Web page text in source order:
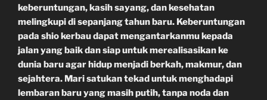
keberuntungan, kasih sayang, dan kesehatan
melingkupi di sepanjang tahun baru. Keberuntungan
pada shio kerbau dapat mengantarkanmu kepada
jalan yang baik dan siap untuk merealisasikan ke
dunia baru agar hidup menjadi berkah, makmur, dan
sejahtera. Mari satukan tekad untuk menghadapi
lembaran baru yang masih putih, tanpa noda dan